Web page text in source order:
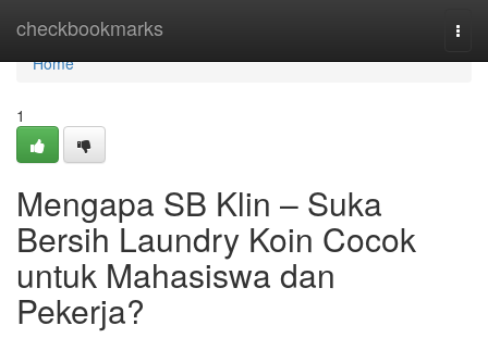
checkbookmarks
Home
Home
1
Mengapa SB Klin – Suka
Bersih Laundry Koin Cocok
untuk Mahasiswa dan
Pekerja?